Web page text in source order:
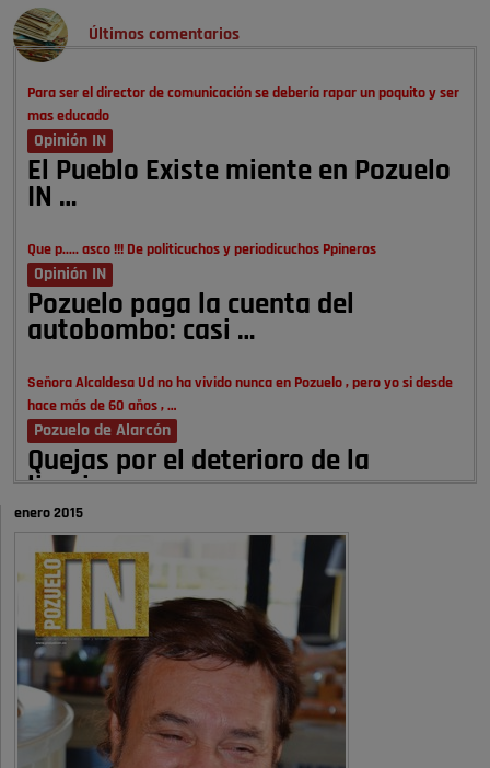
Últimos comentarios
Para ser el director de comunicación se debería rapar un poquito y ser
mas educado
Opinión IN
El Pueblo Existe miente en Pozuelo
IN …
Que p..... asco !!! De politicuchos y periodicuchos Ppineros
Opinión IN
Pozuelo paga la cuenta del
autobombo: casi …
Señora Alcaldesa Ud no ha vivido nunca en Pozuelo , pero yo si desde
hace más de 60 años , …
Pozuelo de Alarcón
Quejas por el deterioro de la
limpieza …
A ver si es posible que haya vivienda para familias con hijos y no
solamente jóvenes que no es tan …
Pozuelo de Alarcón
Pozuelo desbloquea
definitivamente Huerta Grande: las
obras …
Donde pueden inscribirse las personas empadronados en Pozuelo para
la vivienda asequible .
enero 2015